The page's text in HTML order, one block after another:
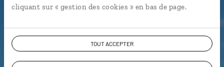
cliquant sur « gestion des cookies » en bas de page.
TOUT ACCEPTER
Luciole,
l'appli qui vous guide en
Sardaigne